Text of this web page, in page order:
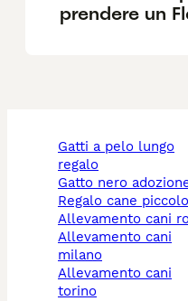
prendere un
gatti a pelo lungo
regalo
gatto nero
regalo cane piccolo
allevamento cani
allevamento cani
milano
allevamento cani
torino